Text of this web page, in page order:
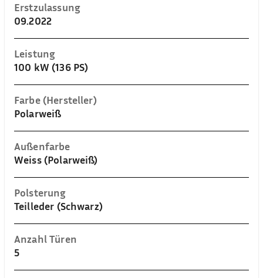
Erstzulassung
09.2022
Leistung
100 kW (136 PS)
Farbe (Hersteller)
Polarweiß
Außenfarbe
Weiss (Polarweiß)
Polsterung
Teilleder (Schwarz)
Anzahl Türen
5